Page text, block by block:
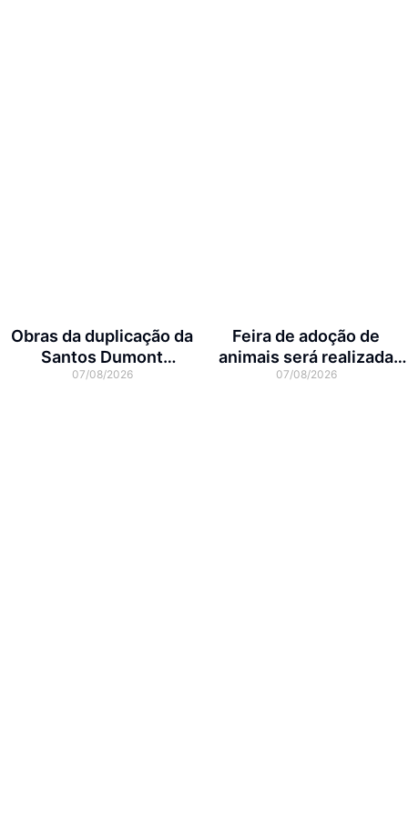
Obras da duplicação da
Santos Dumont
interditam cruzamento
07/08/2026
Feira de adoção de
animais será realizada
neste domingo na Arena
07/08/2026